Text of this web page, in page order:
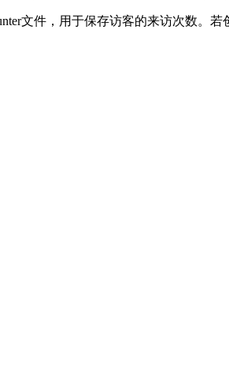
文件，用于保存访客的来访次数。若